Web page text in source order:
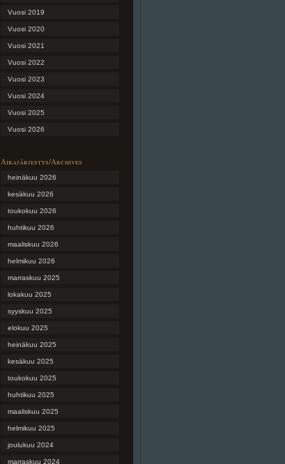
Vuosi 2019
Vuosi 2020
Vuosi 2021
Vuosi 2022
Vuosi 2023
Vuosi 2024
Vuosi 2025
Vuosi 2026
Aikajärjestys/Archives
heinäkuu 2026
kesäkuu 2026
toukokuu 2026
huhtikuu 2026
maaliskuu 2026
helmikuu 2026
marraskuu 2025
lokakuu 2025
syyskuu 2025
elokuu 2025
heinäkuu 2025
kesäkuu 2025
toukokuu 2025
huhtikuu 2025
maaliskuu 2025
helmikuu 2025
joulukuu 2024
marraskuu 2024